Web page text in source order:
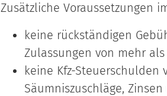
Zusätzliche Voraussetzungen
keine rückständigen
Zulassungen von mehr als
keine Kfz-Steuerschulden
Säumniszuschläge,